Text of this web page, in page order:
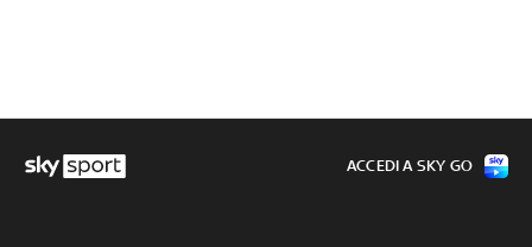
ACCEDI A SKY GO